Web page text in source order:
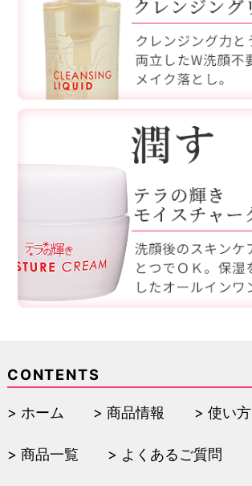
CONTENTS
ホーム 商品情報 使い方
商品一覧 よくあるご質問